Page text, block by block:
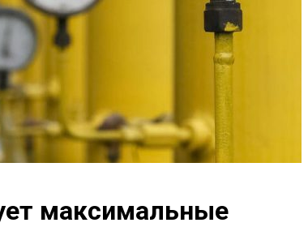
максимальные